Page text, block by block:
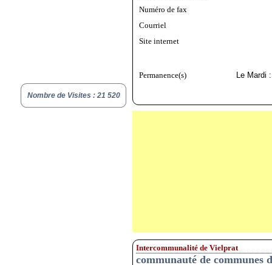
Nombre de Visites : 21 520
Numéro de fax
Courriel
Site internet
Permanence(s) Le Mardi
Intercommunalité de Vielprat
communauté de communes